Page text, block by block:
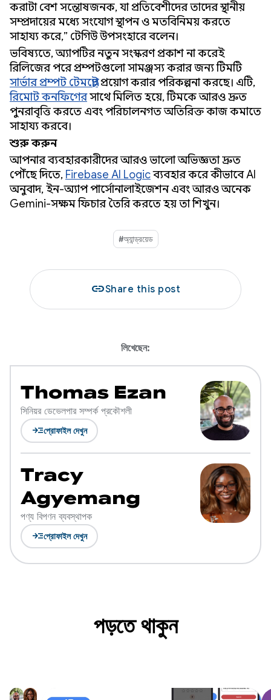
করাটা বেশ সন্তোষজনক, যা প্রতিবেশীদের তাদের স্থানীয়
সম্প্রদায়ের মধ্যে সংযোগ স্থাপন ও মতবিনিময় করতে
সাহায্য করে,” টেগিউ উপসংহারে বলেন।
ভবিষ্যতে, অ্যাপটির নতুন সংস্করণ প্রকাশ না করেই
রিলিজের পরে প্রম্পটগুলো সামঞ্জস্য করার জন্য টিমটি
সার্ভার প্রম্পট টেমপ্লেটপ্রয়োগ করার পরিকল্পনা করছে। এটি,
রিমোট কনফিগেরসাথে মিলিত হয়ে, টিমকে আরও দ্রুত
পুনরাবৃত্তি করতে এবং পরিচালনগত অতিরিক্ত কাজ কমাতে
সাহায্য করবে।
শুরু করুন
আপনার ব্যবহারকারীদের আরও ভালো অভিজ্ঞতা দ্রুত
পৌঁছে দিতে, Firebase AI Logicব্যবহার করে কীভাবে AI
অনুবাদ, ইন-অ্যাপ পার্সোনালাইজেশন এবং আরও অনেক
Gemini-সক্ষম ফিচার তৈরি করতে হয় তা শিখুন।
#অ্যান্ড্রয়েড
linkShare this post
লিখেছেন:
Thomas Ezan
সিনিয়র ডেভেলপার সম্পর্ক প্রকৌশলী
read_moreপ্রোফাইল দেখুন
Tracy
Agyemang
পণ্য বিপণন ব্যবস্থাপক
read_moreপ্রোফাইল দেখুন
পড়তে থাকুন